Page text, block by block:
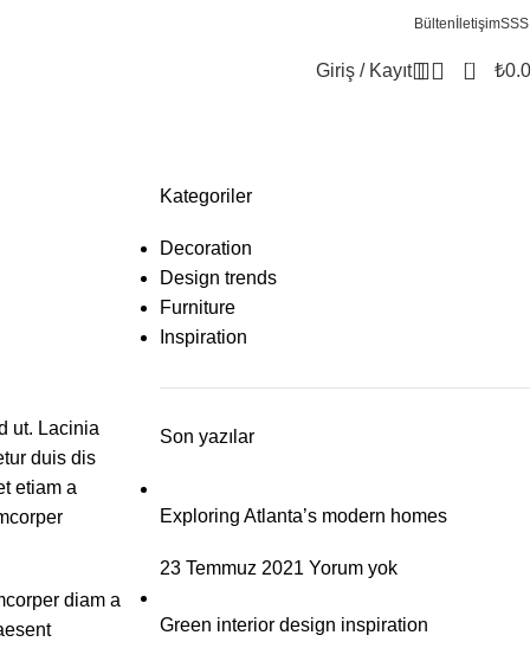
Bülten İletişimSSS
Giriş / Kayıt 0 ₺
ut. Lacinia
duis dis
etiam a
diam a
Kategoriler
Decoration
Design trends
Furniture
Inspiration
Son yazılar
Exploring Atlanta’s modern homes
23 Temmuz 2021 Yorum yok
Green interior design inspiration